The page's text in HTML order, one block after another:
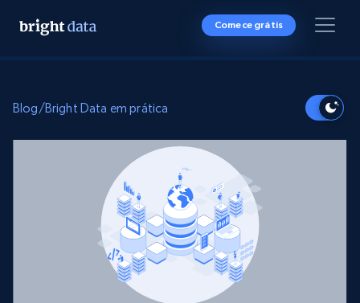
Comece grátis
Blog/Bright Data em prática